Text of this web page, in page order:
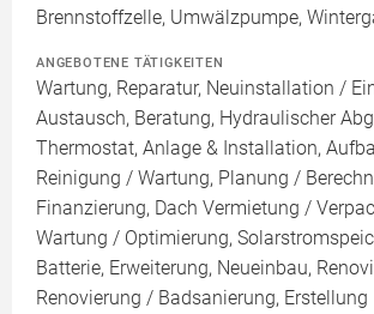
Brennstoffzelle, Umwälzpumpe,
ANGEBOTENE TÄTIGKEITEN
Wartung, Reparatur, Neuinstallation /
Austausch, Beratung, Hydraulischer
Thermostat, Anlage & Installation,
Reinigung / Wartung, Planung /
Finanzierung, Dach Vermietung /
Wartung / Optimierung,
Batterie, Erweiterung, Neueinbau,
Renovierung / Badsanierung, Erstellung